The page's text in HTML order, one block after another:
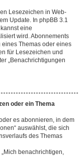
Lesezeichen in Web-
Update. In phpBB 3.1
eine
wird. Abonnements
Themas oder eines
für Lesezeichen und
„Benachrichtigungen
oder ein Thema
es abonnieren, in dem
auswählst, die sich
des Themas
benachrichtigen,